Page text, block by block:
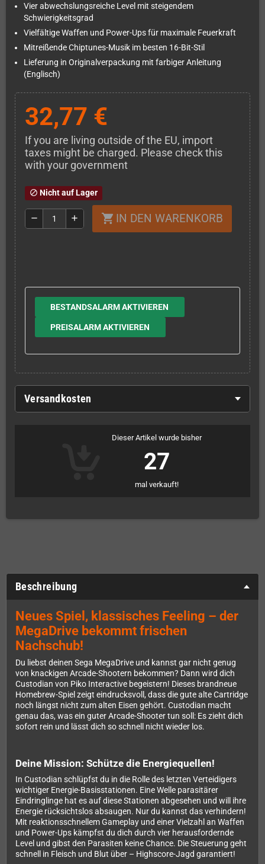
Vier abwechslungsreiche Level mit steigendem
Schwierigkeitsgrad
Vielfältige Waffen und Power-Ups für maximale Feuerkraft
Mitreißende Chiptunes-Musik im besten 16-Bit-Stil
Lieferung in Originalverpackung mit farbiger Anleitung
(Englisch)
32,77 €
If you are living outside of the EU, import
taxes might be charged. Please check this
with your government
block Nicht auf Lager
remove add shopping_cart IN DEN WARENKORB
BESTANDSALARM AKTIVIEREN
PREISALARM AKTIVIEREN
Versandkosten
Dieser Artikel wurde bisher
27
mal verkauft!
Beschreibung
Neues Spiel, klassisches Feeling – der
MegaDrive bekommt frischen
Nachschub!
Du liebst deinen Sega MegaDrive und kannst gar nicht genug
von knackigen Arcade-Shootern bekommen? Dann wird dich
Custodian von Piko Interactive begeistern! Dieses brandneue
Homebrew-Spiel zeigt eindrucksvoll, dass die gute alte Cartridge
noch längst nicht zum alten Eisen gehört. Custodian macht
genau das, was ein guter Arcade-Shooter tun soll: Es zieht dich
sofort rein und lässt dich so schnell nicht wieder los.
Deine Mission: Schütze die Energiequellen!
In Custodian schlüpfst du in die Rolle des letzten Verteidigers
wichtiger Energie-Basisstationen. Eine Welle parasitärer
Eindringlinge hat es auf diese Stationen abgesehen und will ihre
Energie rücksichtslos absaugen. Nur du kannst das verhindern!
Mit reaktionsschnellem Gameplay und einer Vielzahl an Waffen
und Power-Ups kämpfst du dich durch vier herausfordernde
Level und gibst den Parasiten keine Chance. Die Steuerung geht
schnell in Fleisch und Blut über – Highscore-Jagd garantiert!